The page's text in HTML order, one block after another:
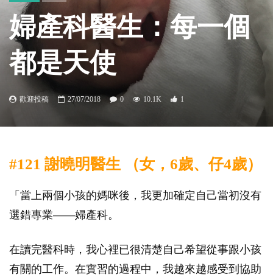
婦產科醫生：每一個
都是天使
歡迎投稿 27/07/2018 0 10.1K 1
#121 謝曉明醫生 （女，6歲、仔4歲）
「當上兩個小孩的媽咪後，我更加確定自己當初沒有
選錯專業——婦產科。
在讀完醫科時，我心裡已很清楚自己希望從事跟小孩
有關的工作。在實習的過程中，我越來越感受到協助